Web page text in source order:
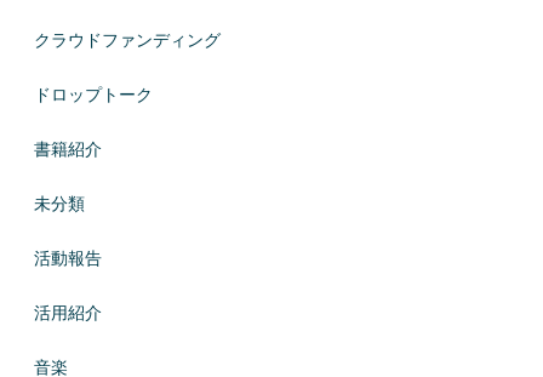
クラウドファンディング
ドロップトーク
書籍紹介
未分類
活動報告
活用紹介
音楽